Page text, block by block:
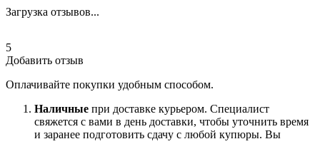
Загрузка отзывов...
5
Добавить отзыв
Оплачивайте покупки удобным способом.
Наличные при доставке курьером. Специалист
свяжется с вами в день доставки, чтобы уточнить время
и заранее подготовить сдачу с любой купюры. Вы